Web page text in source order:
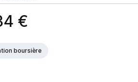
€
boursière